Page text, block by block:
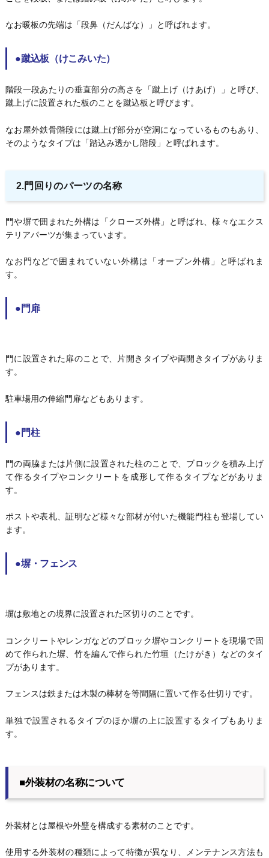
なお暖板の先端は「段鼻（だんばな）」と呼ばれます。
●蹴込板（けこみいた）
階段一段あたりの垂直部分の高さを「蹴上げ（けあげ）」と呼び、
蹴上げに設置された板のことを蹴込板と呼びます。
なお屋外鉄骨階段には蹴上げ部分が空洞になっているものもあり、
そのようなタイプは「踏込み透かし階段」と呼ばれます。
2.門回りのパーツの名称
門や塀で囲まれた外構は「クローズ外構」と呼ばれ、様々なエクス
テリアパーツが集まっています。
なお門などで囲まれていない外構は「オープン外構」と呼ばれま
す。
●門扉
門に設置された扉のことで、片開きタイプや両開きタイプがありま
す。
駐車場用の伸縮門扉などもあります。
●門柱
門の両脇または片側に設置された柱のことで、ブロックを積み上げ
て作るタイプやコンクリートを成形して作るタイプなどがありま
す。
ポストや表札、証明など様々な部材が付いた機能門柱も登場してい
ます。
●塀・フェンス
塀は敷地との境界に設置された区切りのことです。
コンクリートやレンガなどのブロック塀やコンクリートを現場で固
めて作られた塀、竹を編んで作られた竹垣（たけがき）などのタイ
プがあります。
フェンスは鉄または木製の棒材を等間隔に置いて作る仕切りです。
単独で設置されるタイプのほか塀の上に設置するタイプもありま
す。
■外装材の名称について
外装材とは屋根や外壁を構成する素材のことです。
使用する外装材の種類によって特徴が異なり、メンテナンス方法も